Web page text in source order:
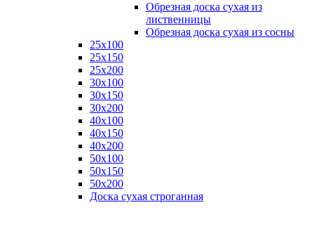
Обрезная доска сухая из
лиственницы
Обрезная доска сухая из сосны
25х100
25х150
25х200
30х100
30х150
30х200
40х100
40х150
40х200
50х100
50х150
50х200
Доска сухая строганная